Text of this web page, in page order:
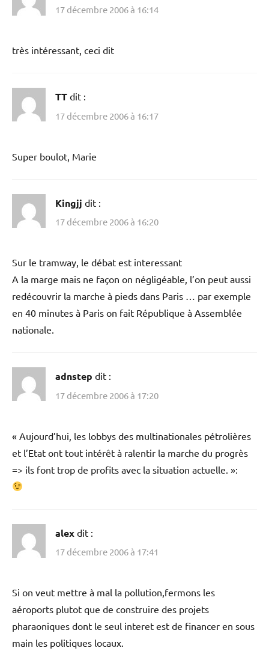
17 décembre 2006 à 16:14
très intéressant, ceci dit
TT dit :
17 décembre 2006 à 16:17
Super boulot, Marie
Kingjj dit :
17 décembre 2006 à 16:20
Sur le tramway, le débat est interessant
A la marge mais ne façon on négligéable, l’on peut aussi
redécouvrir la marche à pieds dans Paris … par exemple
en 40 minutes à Paris on fait République à Assemblée
nationale.
adnstep dit :
17 décembre 2006 à 17:20
« Aujourd’hui, les lobbys des multinationales pétrolières
et l’Etat ont tout intérêt à ralentir la marche du progrès
=> ils font trop de profits avec la situation actuelle. »:
alex dit :
17 décembre 2006 à 17:41
Si on veut mettre à mal la pollution,fermons les
aéroports plutot que de construire des projets
pharaoniques dont le seul interet est de financer en sous
main les politiques locaux.